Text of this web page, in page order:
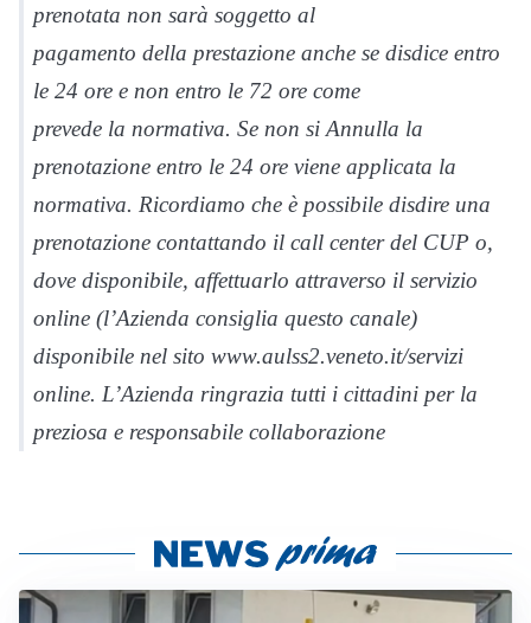
prenotata non sarà soggetto al
pagamento della prestazione anche se disdice entro
le 24 ore e non entro le 72 ore come
prevede la normativa. Se non si Annulla la
prenotazione entro le 24 ore viene applicata la
normativa. Ricordiamo che è possibile disdire una
prenotazione contattando il call center del CUP o,
dove disponibile, affettuarlo attraverso il servizio
online (l’Azienda consiglia questo canale)
disponibile nel sito www.aulss2.veneto.it/servizi
online. L’Azienda ringrazia tutti i cittadini per la
preziosa e responsabile collaborazione